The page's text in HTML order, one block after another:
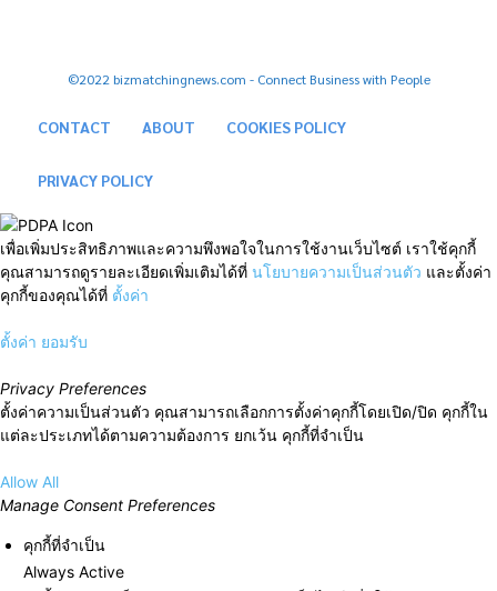
©2022 bizmatchingnews.com - Connect Business with People
CONTACT ABOUT COOKIES POLICY
PRIVACY POLICY
เพื่อเพิ่มประสิทธิภาพและความพึงพอใจในการใช้งานเว็บไซต์ เราใช้คุกกี้
คุณสามารถดูรายละเอียดเพิ่มเติมได้ที่ นโยบายความเป็นส่วนตัว และตั้งค่า
คุกกี้ของคุณได้ที่ ตั้งค่า
ตั้งค่า ยอมรับ
Privacy Preferences
ตั้งค่าความเป็นส่วนตัว คุณสามารถเลือกการตั้งค่าคุกกี้โดยเปิด/ปิด คุกกี้ใน
แต่ละประเภทได้ตามความต้องการ ยกเว้น คุกกี้ที่จำเป็น
Allow All
Manage Consent Preferences
คุกกี้ที่จำเป็น
Always Active